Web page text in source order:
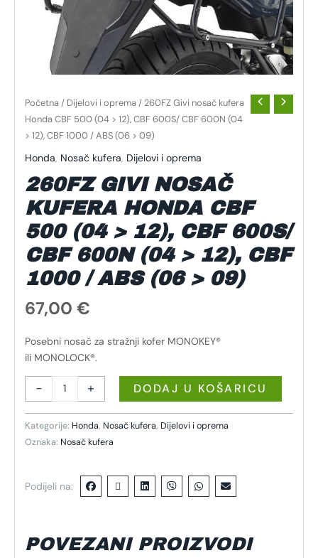
Početna / Dijelovi i oprema / 260FZ Givi nosač kufera
Honda CBF 500 (04 > 12), CBF 600S/ CBF 600N (04
> 12), CBF 1000 / ABS (06 > 09)
Honda, Nosač kufera, Dijelovi i oprema
260FZ GIVI NOSAČ
KUFERA HONDA CBF
500 (04 > 12), CBF 600S/
CBF 600N (04 > 12), CBF
1000 / ABS (06 > 09)
67,00 €
Posebni nosač za stražnji kofer MONOKEY®
ili MONOLOCK®.
-
ABS
KOLIČINA
+ DODAJ U KOŠARICU
Kategorije: Honda, Nosač kufera, Dijelovi i oprema
Oznaka: Nosač kufera
Podijeli na:
POVEZANI PROIZVODI